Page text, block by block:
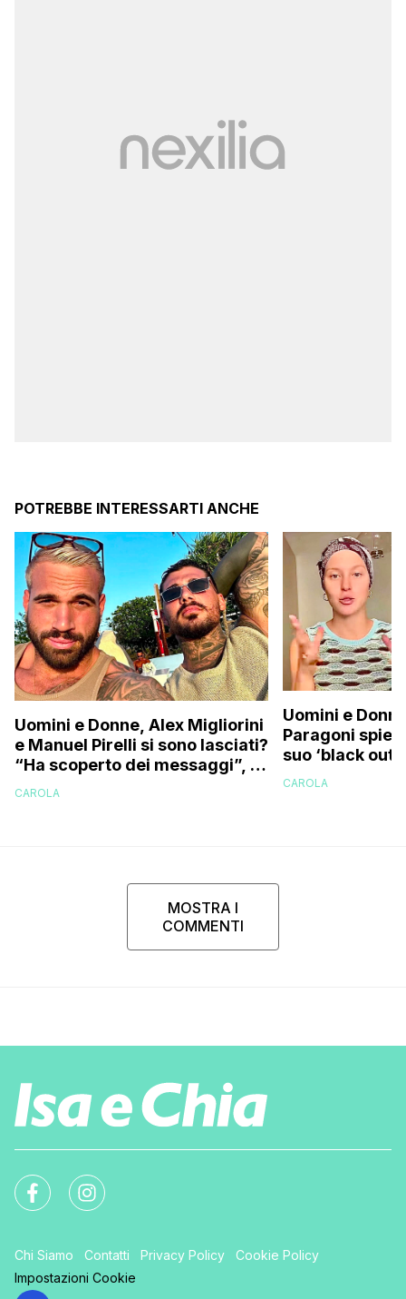
POTREBBE INTERESSARTI ANCHE
Uomini e Donne, Alex Migliorini
e Manuel Pirelli si sono lasciati?
“Ha scoperto dei messaggi”, la
segnalazione
CAROLA
Uomini e
Paragoni
suo ‘black
benissimo
CAROLA
MOSTRA I
COMMENTI
Chi Siamo Contatti Privacy Policy
Cookie Policy
Impostazioni Cookie